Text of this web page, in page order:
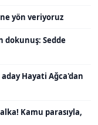
yön veriyoruz
dokunuş: Sedde
aday Hayati Ağca'dan
Kamu parasıyla,